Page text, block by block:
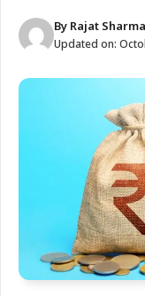
By Rajat Sharma
Updated on: